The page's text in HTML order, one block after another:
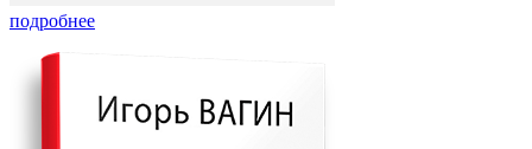
подробнее